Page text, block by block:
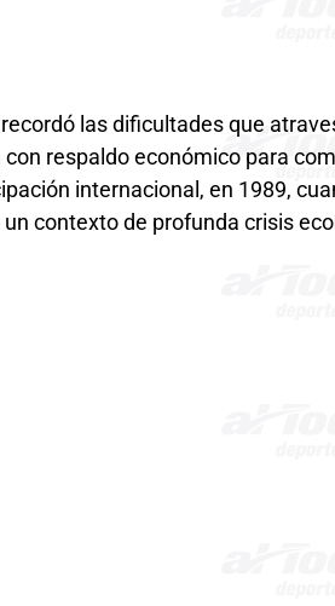
las dificultades que
respaldo económico para
internacional, en 1989,
contexto de profunda crisis